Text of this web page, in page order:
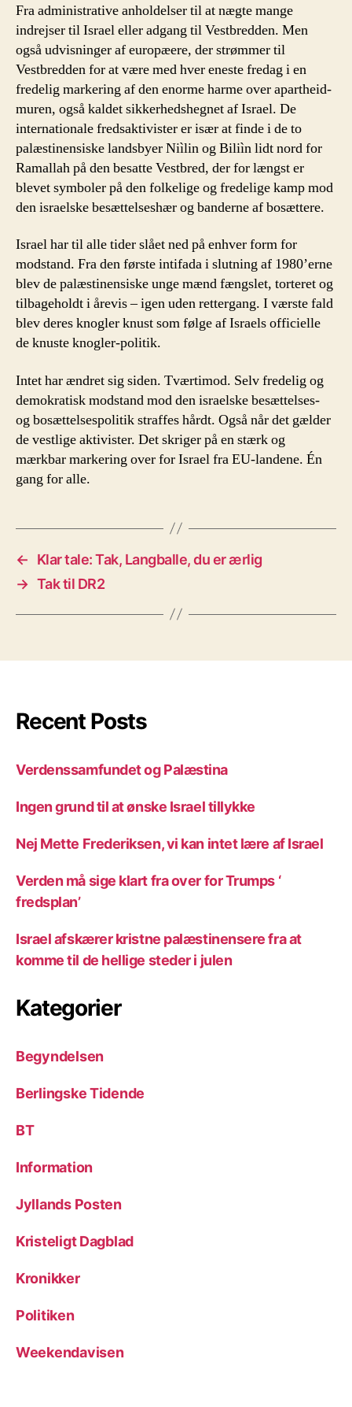
Fra administrative anholdelser til at nægte mange
indrejser til Israel eller adgang til Vestbredden. Men
også udvisninger af europæere, der strømmer til
Vestbredden for at være med hver eneste fredag i en
fredelig markering af den enorme harme over apartheid-
muren, også kaldet sikkerhedshegnet af Israel. De
internationale fredsaktivister er især at finde i de to
palæstinensiske landsbyer Niìlin og Biliìn lidt nord for
Ramallah på den besatte Vestbred, der for længst er
blevet symboler på den folkelige og fredelige kamp mod
den israelske besættelseshær og banderne af bosættere.
Israel har til alle tider slået ned på enhver form for
modstand. Fra den første intifada i slutning af 1980’erne
blev de palæstinensiske unge mænd fængslet, torteret og
tilbageholdt i årevis – igen uden rettergang. I værste fald
blev deres knogler knust som følge af Israels officielle
de knuste knogler-politik.
Intet har ændret sig siden. Tværtimod. Selv fredelig og
demokratisk modstand mod den israelske besættelses-
og bosættelsespolitik straffes hårdt. Også når det gælder
de vestlige aktivister. Det skriger på en stærk og
mærkbar markering over for Israel fra EU-landene. Én
gang for alle.
←
Klar tale: Tak, Langballe, du er ærlig
→ Tak til DR2
Recent Posts
Verdenssamfundet og Palæstina
Ingen grund til at ønske Israel tillykke
Nej Mette Frederiksen, vi kan intet lære af Israel
Verden må sige klart fra over for Trumps ‘
fredsplan’
Israel afskærer kristne palæstinensere fra at
komme til de hellige steder i julen
Kategorier
Begyndelsen
Berlingske Tidende
BT
Information
Jyllands Posten
Kristeligt Dagblad
Kronikker
Politiken
Weekendavisen